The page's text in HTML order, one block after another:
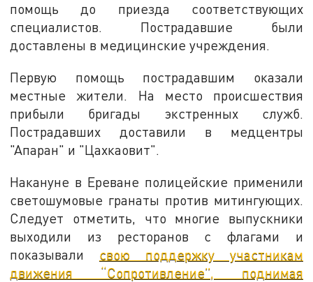
помощь до приезда соответствующих
специалистов. Пострадавшие были
доставлены в медицинские учреждения.
Первую помощь пострадавшим оказали
местные жители. На место происшествия
прибыли бригады экстренных служб.
Пострадавших доставили в медцентры
"Апаран" и "Цахкаовит".
Накануне в Ереване полицейские применили
светошумовые гранаты против митингующих.
Следует отметить, что многие выпускники
выходили из ресторанов с флагами и
показывали свою поддержку участникам
движения “Сопротивление”, поднимая